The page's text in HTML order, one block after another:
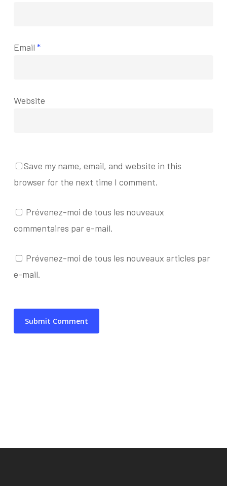
Email *
Website
Save my name, email, and website in this
browser for the next time I comment.
Prévenez-moi de tous les nouveaux
commentaires par e-mail.
Prévenez-moi de tous les nouveaux articles par
e-mail.